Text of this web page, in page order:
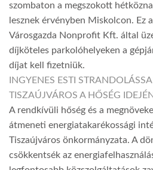
szombaton a megszokott
lesznek érvényben Miskolcon. Ez
Városgazda Nonprofit Kft. által
díjköteles parkolóhelyeken a
díjat kell fizetniük.
INGYENES ESTI
TISZAÚJVÁROS A HŐSÉG IDEJÉN
A rendkívüli hőség és a
átmeneti energiatakarékossági
Tiszaújváros önkormányzata. A
csökkentsék az